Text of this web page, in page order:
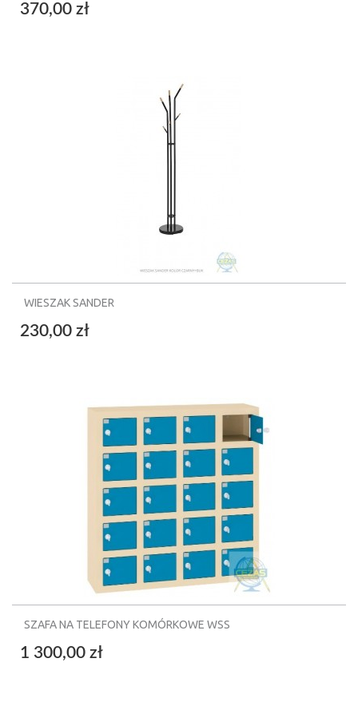
370,00 zł
WIESZAK SANDER
230,00 zł
SZAFA NA TELEFONY KOMÓRKOWE WSS
1 300,00 zł